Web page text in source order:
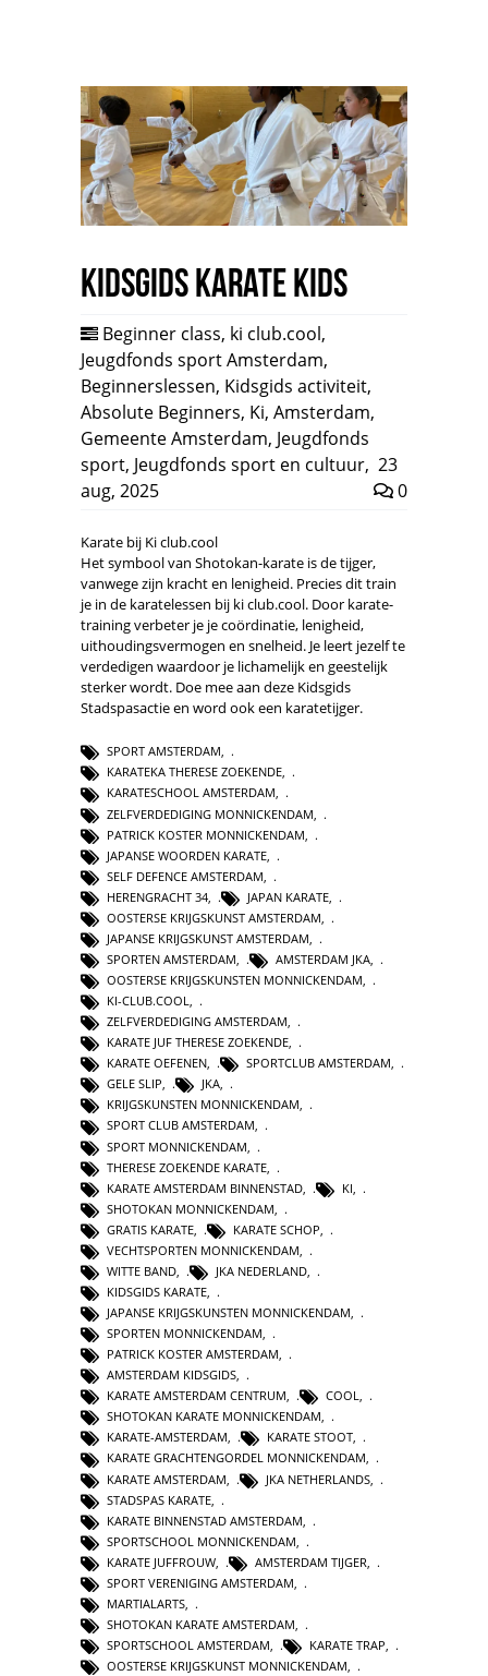
Kidsgids Karate Kids
Beginner class, ki club.cool,
Jeugdfonds sport Amsterdam,
Beginnerslessen, Kidsgids activiteit,
Absolute Beginners, Ki, Amsterdam,
Gemeente Amsterdam, Jeugdfonds
sport, Jeugdfonds sport en cultuur, 23
aug, 2025
0
Karate bij Ki club.cool
Het symbool van Shotokan-karate is de tijger,
vanwege zijn kracht en lenigheid. Precies dit train
je in de karatelessen bij ki club.cool. Door karate-
training verbeter je je coördinatie, lenigheid,
uithoudingsvermogen en snelheid. Je leert jezelf te
verdedigen waardoor je lichamelijk en geestelijk
sterker wordt. Doe mee aan deze Kidsgids
Stadspasactie en word ook een karatetijger.
SPORT AMSTERDAM,
KARATEKA THERESE ZOEKENDE,
KARATESCHOOL AMSTERDAM,
ZELFVERDEDIGING MONNICKENDAM
PATRICK KOSTER MONNICKENDAM
JAPANSE WOORDEN KARATE
SELF DEFENCE AMSTERDAM
HERENGRACHT 34
JAPAN KARATE
OOSTERSE KRIJGSKUNST AMSTERDAM
JAPANSE KRIJGSKUNST AMSTERDAM
SPORTEN AMSTERDAM
AMSTERDAM JKA
OOSTERSE KRIJGSKUNSTEN MONNICKENDAM,
KI-CLUB.COOL,
ZELFVERDEDIGING AMSTERDAM,
KARATE JUF THERESE ZOEKENDE,
KARATE OEFENEN, SPORTCLUB AMSTERDAM,
GELE SLIP, JKA,
KRIJGSKUNSTEN MONNICKENDAM,
SPORT CLUB AMSTERDAM,
SPORT MONNICKENDAM
THERESE ZOEKENDE KARATE
KARATE AMSTERDAM BINNENSTAD
KI
SHOTOKAN MONNICKENDAM
GRATIS KARATE
KARATE SCHOP
VECHTSPORTEN MONNICKENDAM
WITTE BAND
JKA NEDERLAND
KIDSGIDS KARATE
JAPANSE KRIJGSKUNSTEN MONNICKENDAM,
SPORTEN MONNICKENDAM,
PATRICK KOSTER AMSTERDAM,
AMSTERDAM KIDSGIDS,
KARATE AMSTERDAM CENTRUM, COOL,
SHOTOKAN KARATE MONNICKENDAM,
KARATE-AMSTERDAM, KARATE STOOT,
KARATE GRACHTENGORDEL MONNICKENDAM,
KARATE AMSTERDAM
JKA NETHERLANDS
STADSPAS KARATE
KARATE BINNENSTAD AMSTERDAM
SPORTSCHOOL MONNICKENDAM
KARATE JUFFROUW
AMSTERDAM TIJGER
SPORT VERENIGING AMSTERDAM
MARTIALARTS
SHOTOKAN KARATE AMSTERDAM
SPORTSCHOOL AMSTERDAM, KARATE TRAP,
OOSTERSE KRIJGSKUNST MONNICKENDAM,